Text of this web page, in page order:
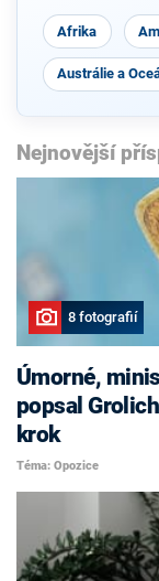
Afrika
Austrálie a
Nejnovější
8 fotografií
Úmorné,
popsal
krok
Téma: Opozice